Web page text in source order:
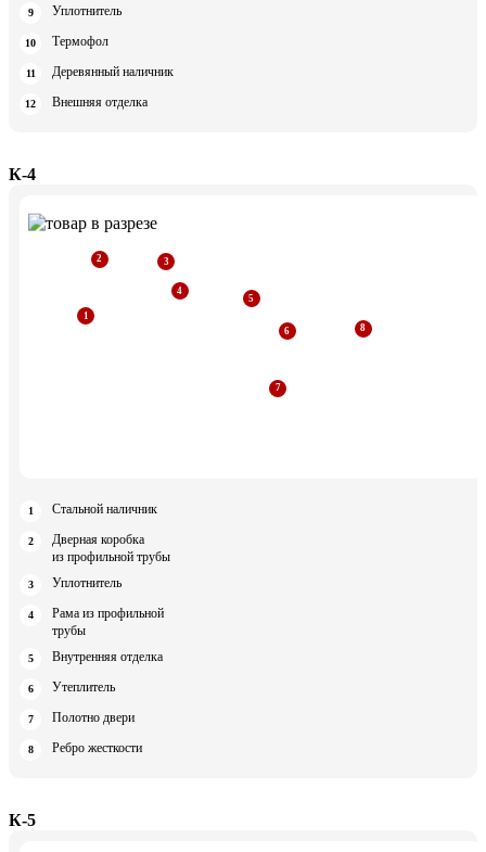
Уплотнитель
Термофол
Деревянный наличник
Внешняя отделка
К-4
Стальной наличник
Дверная коробка
из профильной трубы
Уплотнитель
Рама из профильной
трубы
Внутренняя отделка
Утеплитель
Полотно двери
Ребро жесткости
К-5